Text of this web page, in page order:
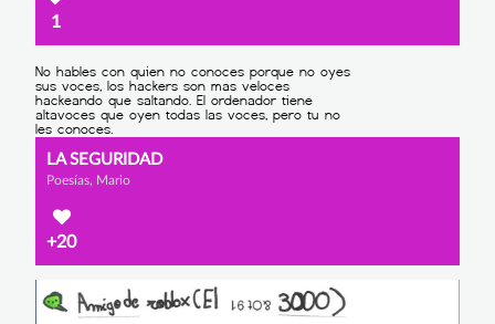
1
LA SEGURIDAD
Poesías, Mario
+20